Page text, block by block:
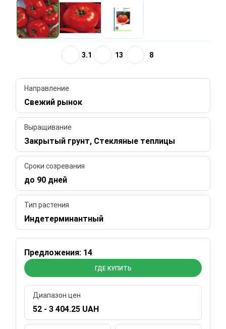
3.1 13 8
Направление
Свежий рынок
Выращивание
Закрытый грунт, Стекляные теплицы
Сроки созревания
до 90 дней
Тип растения
Индетерминантный
Предложения: 14
ГДЕ КУПИТЬ
Диапазон цен
52 - 3 404.25 UAH